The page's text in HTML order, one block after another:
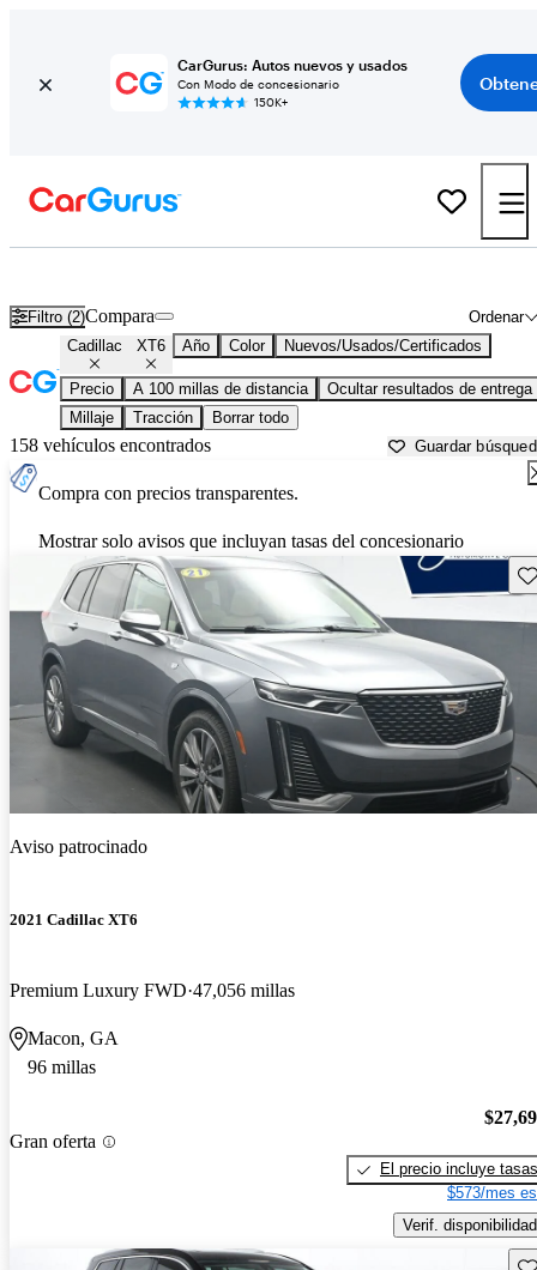
CarGurus: Autos nuevos y usados
Con Modo de concesionario
150K+
Filtro (2) Ordenar
Compara
Cadillac XT6 Año Color Nuevos/Usados/Certificados
Precio A 100 millas de distancia
Ocultar resultados de entrega
Millaje
Tracción Borrar todo
158 vehículos encontrados Guardar
Compra con precios transparentes.
Mostrar solo avisos que incluyan tasas del concesionario
Aviso patrocinado
2021 Cadillac XT6
Premium Luxury FWD 47,056 millas
Macon, GA
96 millas
Gran oferta
El precio incluye tasas
$573/mes
Verif. disponibilidad